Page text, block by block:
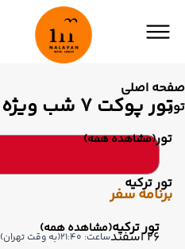
صفحه اصلی
تور
تور(مشاهده همه)
تور ترکیه
تور ترکیه(مشاهده همه)
تور پوکت 7 شب ویژه نوروز 1405
برنامه سفر
26 اسفند ساعت: 21:40 (به وقت تهران)